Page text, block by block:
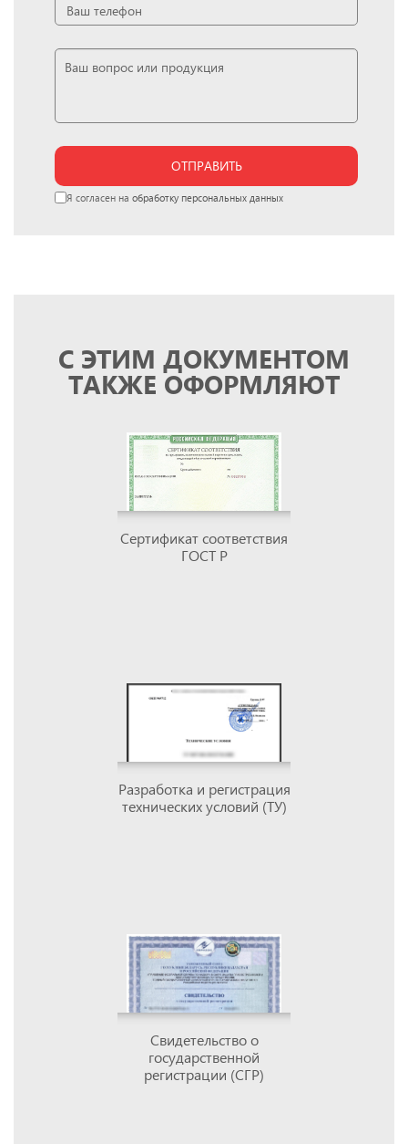
ОТПРАВИТЬ
Я согласен на обработку персональных данных
С ЭТИМ ДОКУМЕНТОМ
ТАКЖЕ ОФОРМЛЯЮТ
Сертификат соответствия
ГОСТ Р
Разработка и регистрация
технических условий (ТУ)
Свидетельство о
государственной
регистрации (СГР)